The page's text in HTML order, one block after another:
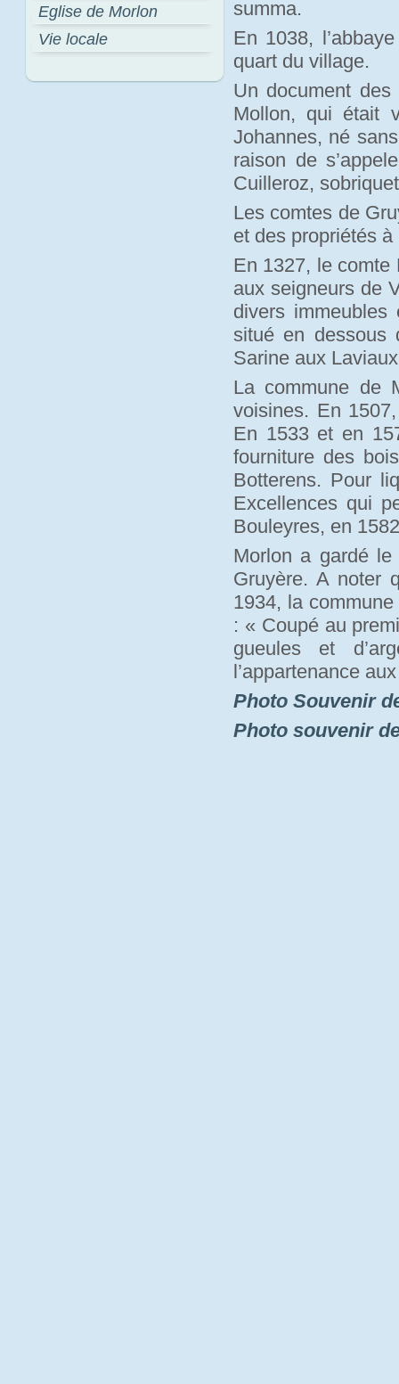
Eglise de Morlon
Vie locale
summa.
En 1038,
quart du village.
Un document des
Mollon, qui était
Johannes, né
raison de
Cuilleroz,
Les comtes de
et des propriétés à
En 1327, le comte
aux seigneurs de
divers
situé en dessous
Sarine aux
La commune de
voisines. En
En 1533 et en
fourniture des
Botterens. Pour
Excellences qui
Bouleyres, en
Morlon a gardé
Gruyère. A noter
1934, la
: « Coupé au
gueules et
l’appartenance
Photo Souvenir
Photo souvenir